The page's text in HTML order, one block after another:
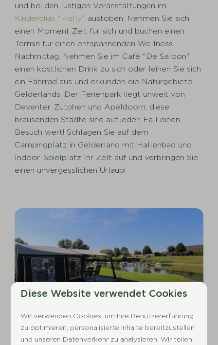
und bei den lustigen Veranstaltungen im
Kinderclub "Holly" austoben. Nehmen Sie sich
einen Moment Zeit für sich und buchen einen
Termin für einen entspannenden Wellness-
Nachmittag. Nehmen Sie im Café "De Saloon"
einen köstlichen Drink zu sich oder leihen Sie sich
ein Fahrrad aus und erkunden die Naturgebiete
Gelderlands. Der Ferienpark liegt unweit von
Deventer, Zutphen und Apeldoorn; diese
brausenden Städte sind auf jeden Fall einen
Besuch wert! Schlagen Sie auf dem
Campingplatz in Gelderland mit Hallenbad und
Indoor-Spielplatz Ihr Zelt auf und verbringen Sie
einen unvergesslichen Urlaub!
Camping
Diese Website verwendet Cookies
Wir verwenden Cookies, um Ihre Benutzererfahrung
zu optimieren, personalisierte Inhalte bereitzustellen
und unseren Datenverkehr zu analysieren. Wir teilen